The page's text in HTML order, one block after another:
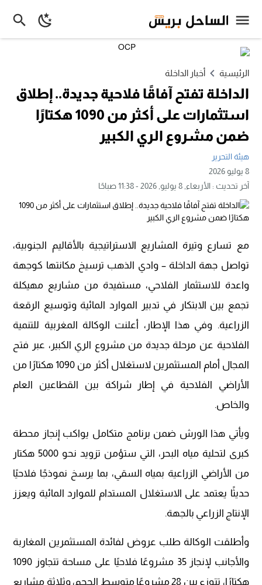
الرئيسية أخبار الداخلة
الداخلة تفتح آفاقًا فلاحية جديدة.. إطلاق
استثمارات على أكثر من 1090 هكتارًا
ضمن مشروع الري الكبير
هيئة التحرير
8 يوليو 2026
آخر تحديث :الأربعاء, 8 يوليو, 2026 - 11:38 صباحًا
مع تسارع وتيرة المشاريع الاستراتيجية بالأقاليم الجنوبية،
تواصل جهة الداخلة – وادي الذهب ترسيخ مكانتها كوجهة
واعدة للاستثمار الفلاحي، مستفيدة من مشاريع مهيكلة
تجمع بين الابتكار في تدبير الموارد المائية وتوسيع الرقعة
الزراعية. وفي هذا الإطار، أعلنت الوكالة المغربية للتنمية
الفلاحية عن مرحلة جديدة من مشروع الري الكبير، عبر فتح
المجال أمام المستثمرين لاستغلال أكثر من 1090 هكتارًا من
الأراضي الفلاحية في إطار شراكة بين القطاعين العام
والخاص.
ويأتي هذا الورش ضمن برنامج متكامل يواكب إنجاز محطة
كبرى لتحلية مياه البحر، التي ستؤمن تزويد نحو 5000 هكتار
من الأراضي الزراعية بمياه السقي، بما يرسخ نموذجًا فلاحيًا
حديثًا يعتمد على الاستغلال المستدام للموارد المائية ويعزز
الإنتاج الزراعي بالجهة.
وأطلقت الوكالة طلب عروض لفائدة المستثمرين المغاربة
والأجانب لإنجاز 35 مشروعًا فلاحيًا على مساحة تتجاوز 1090
هكتارًا، تتوزع بين 28 مشروعًا متوسط الحجم، وثلاثة مشاريع